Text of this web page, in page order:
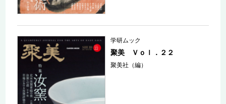
学研ムック
聚美 Ｖｏｌ．２２
聚美社（編）